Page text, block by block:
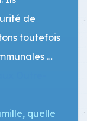
de
toutefois
…
quelle